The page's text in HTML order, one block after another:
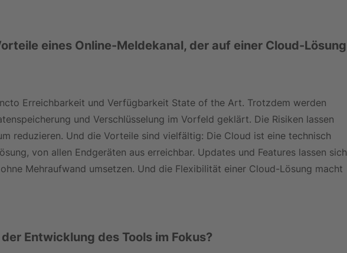
eines Online-Meldekanal, der auf einer Cloud-Lösung
Erreichbarkeit und Verfügbarkeit State of the Art. Trotzdem werden
und Verschlüsselung im Vorfeld geklärt. Die Risiken lassen
reduzieren. Und die Vorteile sind vielfältig: Die Cloud ist eine technisch
von allen Endgeräten aus erreichbar. Updates und Features lassen sich
Mehraufwand umsetzen. Und die Flexibilität einer Cloud-Lösung macht
Entwicklung des Tools im Fokus?